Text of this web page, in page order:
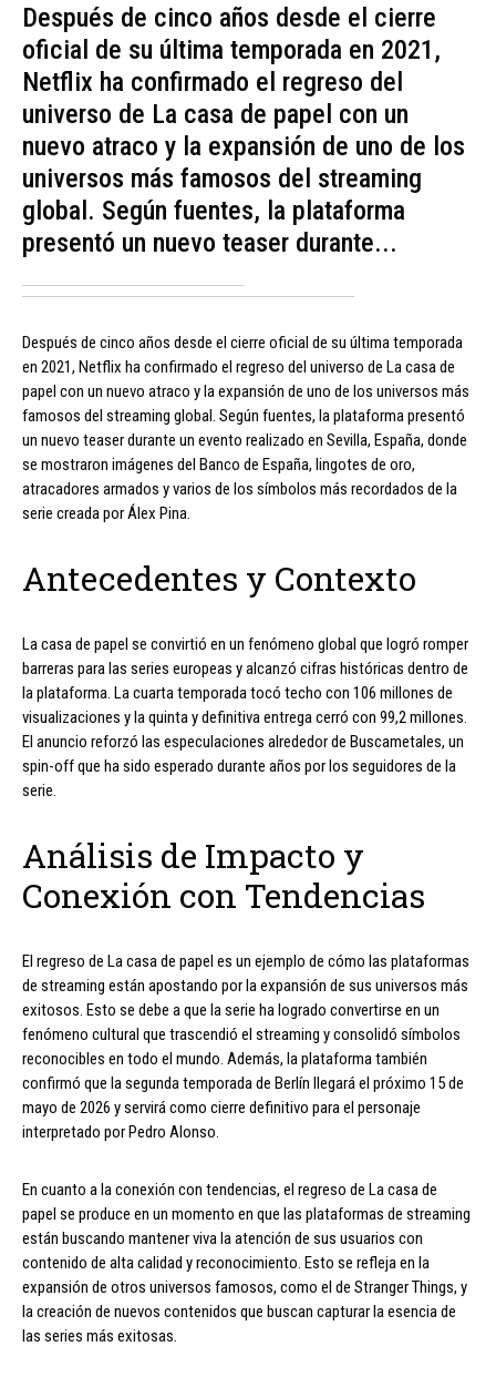
Después de cinco años desde el cierre
oficial de su última temporada en 2021,
Netflix ha confirmado el regreso del
universo de La casa de papel con un
nuevo atraco y la expansión de uno de los
universos más famosos del streaming
global. Según fuentes, la plataforma
presentó un nuevo teaser durante...
Después de cinco años desde el cierre oficial de su última temporada
en 2021, Netflix ha confirmado el regreso del universo de La casa de
papel con un nuevo atraco y la expansión de uno de los universos más
famosos del streaming global. Según fuentes, la plataforma presentó
un nuevo teaser durante un evento realizado en Sevilla, España, donde
se mostraron imágenes del Banco de España, lingotes de oro,
atracadores armados y varios de los símbolos más recordados de la
serie creada por Álex Pina.
Antecedentes y Contexto
La casa de papel se convirtió en un fenómeno global que logró romper
barreras para las series europeas y alcanzó cifras históricas dentro de
la plataforma. La cuarta temporada tocó techo con 106 millones de
visualizaciones y la quinta y definitiva entrega cerró con 99,2 millones.
El anuncio reforzó las especulaciones alrededor de Buscametales, un
spin-off que ha sido esperado durante años por los seguidores de la
serie.
Análisis de Impacto y
Conexión con Tendencias
El regreso de La casa de papel es un ejemplo de cómo las plataformas
de streaming están apostando por la expansión de sus universos más
exitosos. Esto se debe a que la serie ha logrado convertirse en un
fenómeno cultural que trascendió el streaming y consolidó símbolos
reconocibles en todo el mundo. Además, la plataforma también
confirmó que la segunda temporada de Berlín llegará el próximo 15 de
mayo de 2026 y servirá como cierre definitivo para el personaje
interpretado por Pedro Alonso.
En cuanto a la conexión con tendencias, el regreso de La casa de
papel se produce en un momento en que las plataformas de streaming
están buscando mantener viva la atención de sus usuarios con
contenido de alta calidad y reconocimiento. Esto se refleja en la
expansión de otros universos famosos, como el de Stranger Things, y
la creación de nuevos contenidos que buscan capturar la esencia de
las series más exitosas.